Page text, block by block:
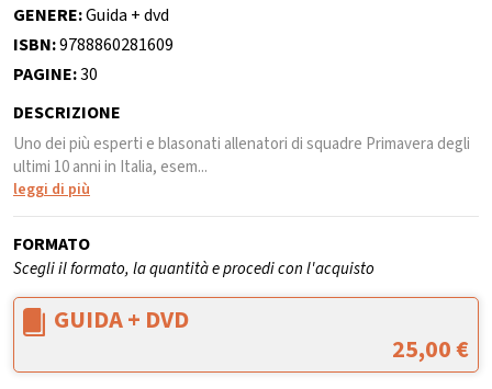
GENERE:Guida + dvd
ISBN:9788860281609
PAGINE:30
DESCRIZIONE
Uno dei più esperti e blasonati allenatori di squadre Primavera degli
ultimi 10 anni in Italia, esem...
leggi di più
FORMATO
Scegli il formato, la quantità e procedi con l'acquisto
GUIDA + DVD
25,00€